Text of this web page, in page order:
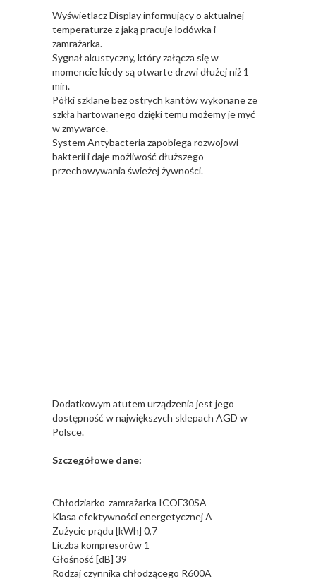
Wyświetlacz Display informujący o aktualnej
temperaturze z jaką pracuje lodówka i
zamrażarka.
Sygnał akustyczny, który załącza się w
momencie kiedy są otwarte drzwi dłużej niż 1
min.
Półki szklane bez ostrych kantów wykonane ze
szkła hartowanego dzięki temu możemy je myć
w zmywarce.
System Antybacteria zapobiega rozwojowi
bakterii i daje możliwość dłuższego
przechowywania świeżej żywności.
Dodatkowym atutem urządzenia jest jego
dostępność w największych sklepach AGD w
Polsce.
Szczegółowe dane:
Chłodziarko-zamrażarka ICOF30SA
Klasa efektywności energetycznej A
Zużycie prądu [kWh] 0,7
Liczba kompresorów 1
Głośność [dB] 39
Rodzaj czynnika chłodzącego R600A